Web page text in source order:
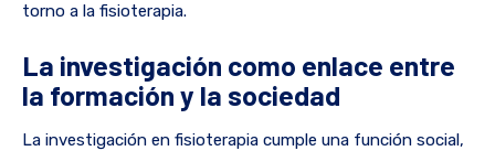
torno a la fisioterapia.
La investigación como enlace entre
la formación y la sociedad
La investigación en fisioterapia cumple una función social,